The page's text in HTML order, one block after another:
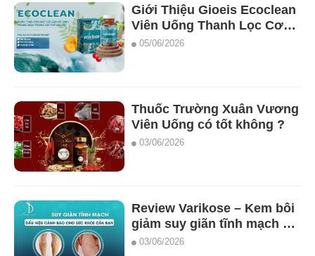
Giới Thiệu Gioeis Ecoclean
Viên Uống Thanh Lọc Cơ
Thể Diệt Ký Sinh Trùng
05/06/2026
Thuốc Trường Xuân Vương
Viên Uống có tốt không ?
03/06/2026
Review Varikose – Kem bôi
giảm suy giãn tĩnh mạch có
tốt không ?
03/06/2026